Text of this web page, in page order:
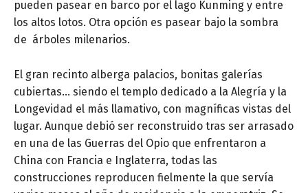
pueden pasear en barco por el lago Kunming y entre
los altos lotos. Otra opción es pasear bajo la sombra
de árboles milenarios.
El gran recinto alberga palacios, bonitas galerías
cubiertas… siendo el templo dedicado a la Alegría y la
Longevidad el más llamativo, con magníficas vistas del
lugar. Aunque debió ser reconstruido tras ser arrasado
en una de las Guerras del Opio que enfrentaron a
China con Francia e Inglaterra, todas las
construcciones reproducen fielmente la que servía